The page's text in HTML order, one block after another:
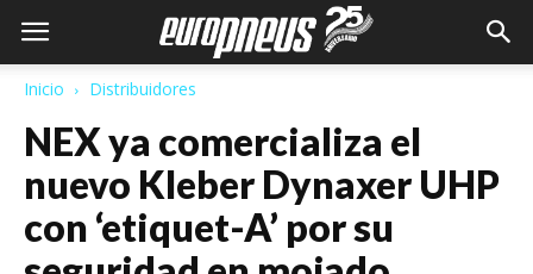
Inicio Distribuidores
NEX ya comercializa el
nuevo Kleber Dynaxer UHP
con ‘etiquet-A’ por su